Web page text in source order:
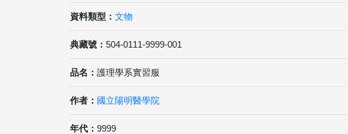
資料類型： 文物
典藏號： 504-0111-9999-001
品名： 護理學系實習服
作者： 國立陽明醫學院
年代： 9999